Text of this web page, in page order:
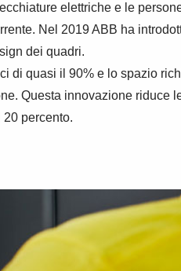
elettriche e le
Nel 2019 ABB ha
dei quadri.
di quasi il 90% e lo spazio
Questa innovazione riduce
percento.